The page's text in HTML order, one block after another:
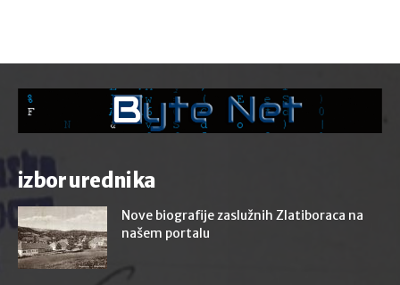
izbor urednika
Nove biografije zaslužnih Zlatiboraca na
našem portalu